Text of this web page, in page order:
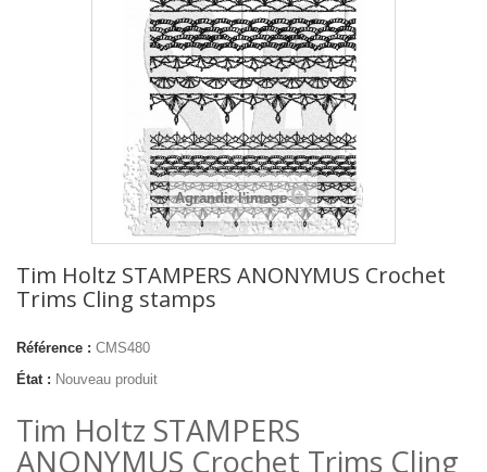
Agrandir l'image
Tim Holtz STAMPERS ANONYMUS Crochet
Trims Cling stamps
Référence : CMS480
État : Nouveau produit
Tim Holtz STAMPERS
ANONYMUS Crochet Trims Cling